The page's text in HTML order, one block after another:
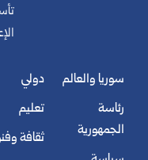
سوريا والعالم
رئاسة
الجمهورية
دولي
تعليم
ثقافة